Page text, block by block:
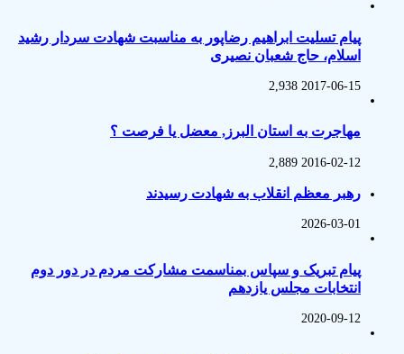
پیام تسلیت ابراهیم رضاپور به مناسبت شهادت سردار رشید
اسلام، حاج شعبان نصیری
2017-06-15
2,938
مهاجرت به استان البرز, معضل یا فرصت ؟
2016-02-12
2,889
رهبر معظم انقلاب به شهادت رسیدند
2026-03-01
پیام تبریک و سپاس بمناسمت مشارکت مردم در دور دوم
انتخابات مجلس یازدهم
2020-09-12